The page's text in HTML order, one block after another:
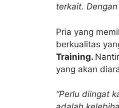
terkait.
Pria yang
berkualitas
Training.
yang akan
“Perlu diingat